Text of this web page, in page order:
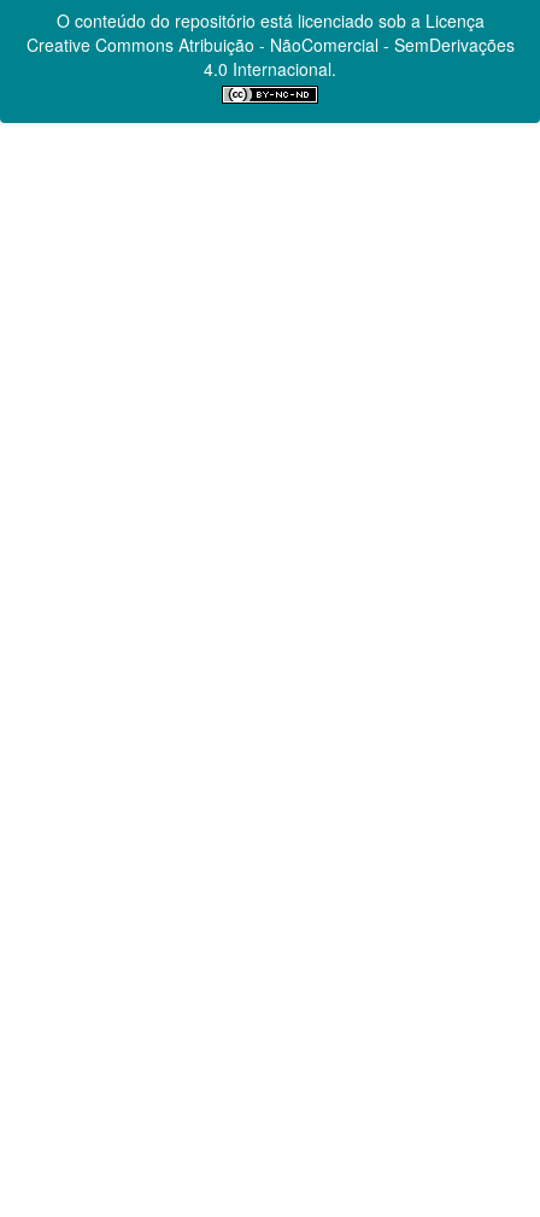
O conteúdo do repositório está licenciado sob a Licença
Creative CommonsAtribuição - NãoComercial - SemDerivações
4.0 Internacional.